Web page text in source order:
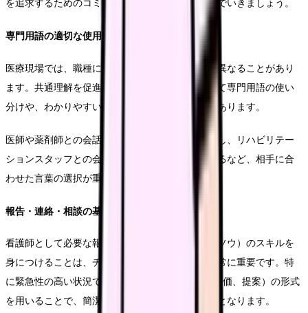
を追求するためのコミュニケーション方法を学んでいきましょう。
専門用語の適切な使用
医療現場では、職種によって使用する専門用語が異なることがあり
ます。共通理解を促進するためには、状況に応じて専門用語の使い
分けや、わかりやすい言い換えを心がける必要があります。
医師や薬剤師との会話では医学用語を適切に使用し、リハビリテー
ションスタッフとの会話では機能的な表現を用いるなど、相手に合
わせた言葉の選択が重要です。
報告・連絡・相談の基本
看護師として必要な報告・連絡・相談（ホウレンソウ）のスキルを
身につけることは、チーム医療の実践において非常に重要です。特
に緊急性の高い状況では、SBAR（状況、背景、評価、提案）の形式
を用いることで、簡潔かつ的確な情報共有が可能となります。